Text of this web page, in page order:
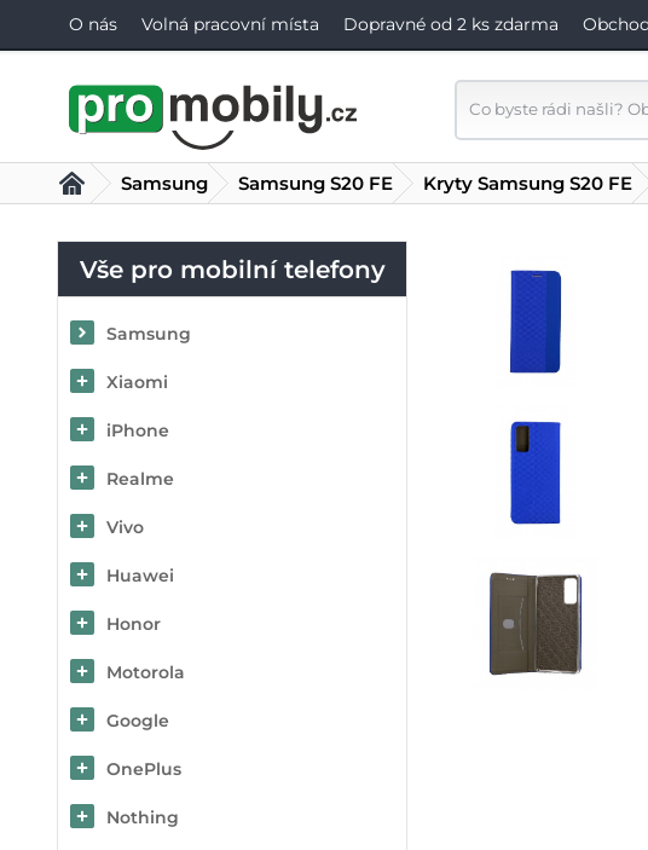
O nás Volná pracovní místa Dopravné od 2 ks zdarma
Vše pro mobilní telefony
Samsung
Xiaomi
iPhone
Realme
Vivo
Huawei
Honor
Motorola
Google
OnePlus
Nothing
Samsung Samsung S20 FE Kryty Samsung S20 FE